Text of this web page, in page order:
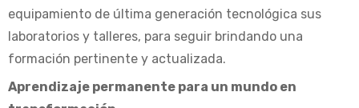
equipamiento de última generación tecnológica sus
laboratorios y talleres, para seguir brindando una
formación pertinente y actualizada.
Aprendizaje permanente para un mundo en